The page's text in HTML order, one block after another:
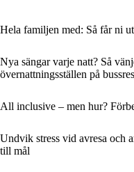
Hela familjen med: Så får ni
Nya sängar varje natt? Så
övernattningsställen på
All inclusive – men hur?
Undvik stress vid avresa och
till mål